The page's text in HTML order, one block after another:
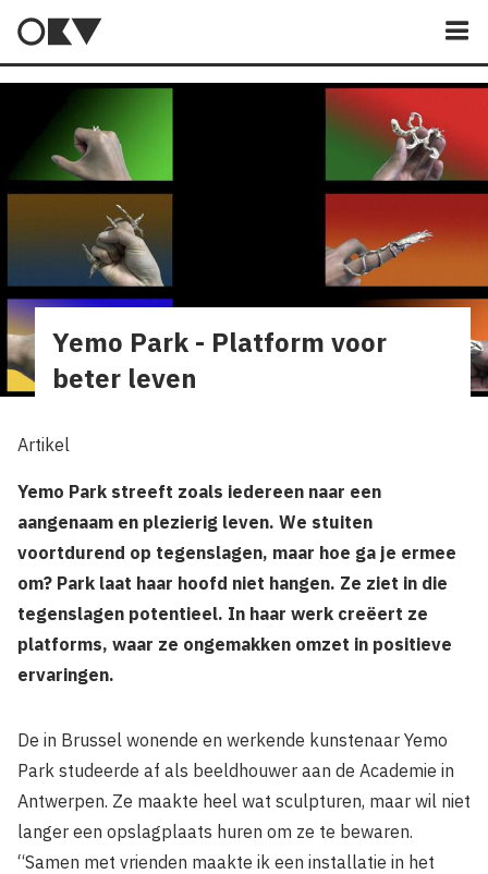
Yemo Park - Platform voor
beter leven
Artikel
Yemo Park streeft zoals iedereen naar een
aangenaam en plezierig leven. We stuiten
voortdurend op tegenslagen, maar hoe ga je ermee
om? Park laat haar hoofd niet hangen. Ze ziet in die
tegenslagen potentieel. In haar werk creëert ze
platforms, waar ze ongemakken omzet in positieve
ervaringen.
De in Brussel wonende en werkende kunstenaar Yemo
Park studeerde af als beeldhouwer aan de Academie in
Antwerpen. Ze maakte heel wat sculpturen, maar wil niet
langer een opslagplaats huren om ze te bewaren.
“Samen met vrienden maakte ik een installatie in het